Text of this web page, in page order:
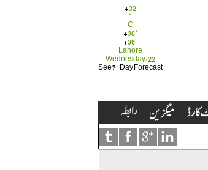
+32
°
C
+36°
+30°
Lahore
Wednesday, 22
See 7-Day Forecast